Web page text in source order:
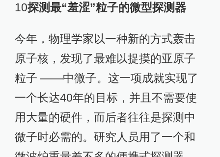
10探测最“羞涩”粒子的微型探测器
今年，物理学家以一种新的方式轰击
原子核，发现了最难以捉摸的亚原子
粒子 ——中微子。这一项成就实现了
一个长达40年的目标，并且不需要使
用大量的硬件，而后者往往是探测中
微子时必需的。研究人员用了一个和